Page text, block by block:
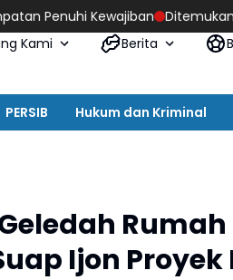
Ditemukan Terlantar di Jalan,
Kami Berita
PERSIB Hukum dan Kriminal
Rumah
Ijon Proyek